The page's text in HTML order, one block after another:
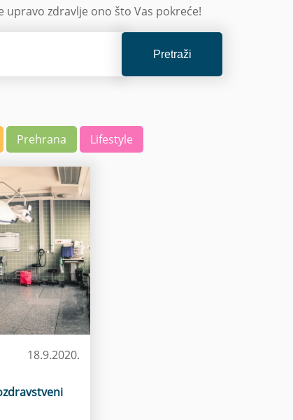
zdravlje ono što Vas pokreće!
Pretraži
Prehrana Lifestyle
18.9.2020.